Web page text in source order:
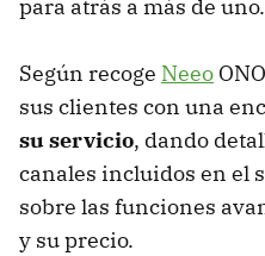
para atrás a más de uno.
Según recoge Neeo
sus clientes con una
su servicio, dando
canales incluidos en el
sobre las funciones
y su precio.